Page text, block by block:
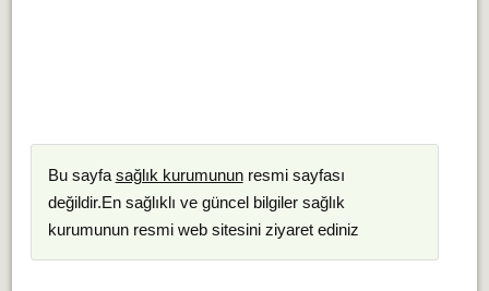
Bu sayfa sağlık kurumununresmi sayfası
değildir.En sağlıklı ve güncel bilgiler sağlık
kurumunun resmi web sitesini ziyaret ediniz